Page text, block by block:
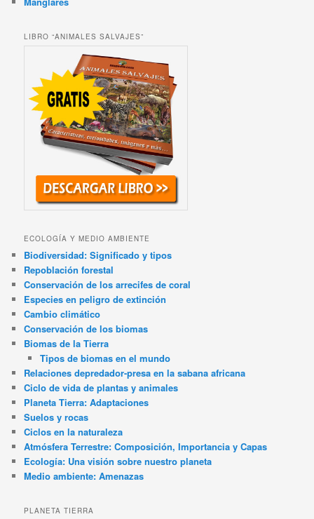
LIBRO “ANIMALES SALVAJES”
ECOLOGÍA Y MEDIO AMBIENTE
Biodiversidad: Significado y tipos
Repoblación forestal
Conservación de los arrecifes de coral
Especies en peligro de extinción
Cambio climático
Conservación de los biomas
Biomas de la Tierra
Tipos de biomas en el mundo
Relaciones depredador-presa en la sabana africana
Ciclo de vida de plantas y animales
Planeta Tierra: Adaptaciones
Suelos y rocas
Ciclos en la naturaleza
Atmósfera Terrestre: Composición, Importancia y Capas
Ecología: Una visión sobre nuestro planeta
Medio ambiente: Amenazas
PLANETA TIERRA